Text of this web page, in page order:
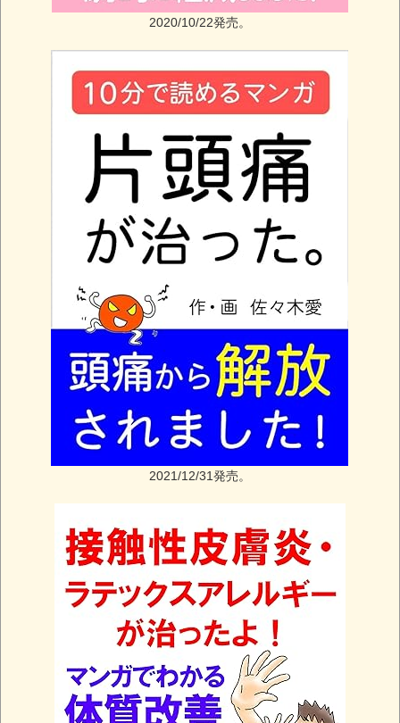
2020/10/22発売。
2021/12/31発売。